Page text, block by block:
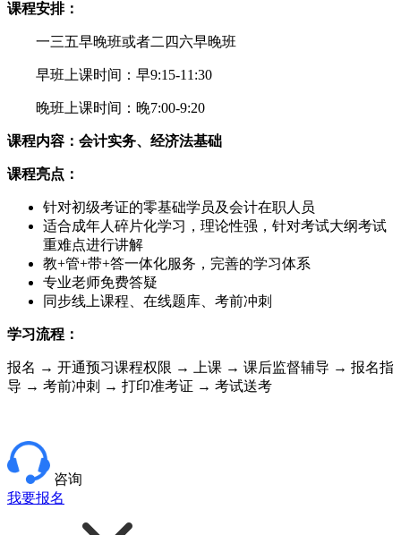
课程安排：
一三五早晚班或者二四六早晚班
早班上课时间：早9:15-11:30
晚班上课时间：晚7:00-9:20
课程内容：会计实务、经济法基础
课程亮点：
针对初级考证的零基础学员及会计在职人员
适合成年人碎片化学习，理论性强，针对考试大纲考试
重难点进行讲解
教+管+带+答一体化服务，完善的学习体系
专业老师免费答疑
同步线上课程、在线题库、考前冲刺
学习流程：
报名 → 开通预习课程权限 → 上课 → 课后监督辅导 → 报名指
导 → 考前冲刺 → 打印准考证 → 考试送考
咨询
我要报名